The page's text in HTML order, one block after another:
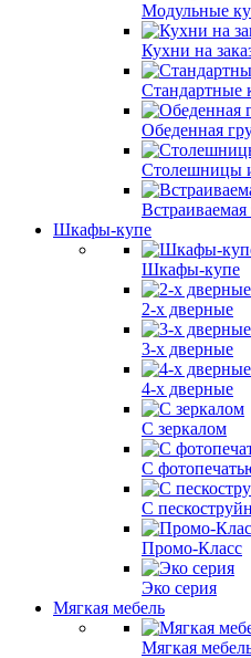
Модульные
Кухни на
Стандартные
Обеденная
Столешницы
Встраиваемая
Шкафы-купе
Шкафы-купе
2-х дверные
3-х дверные
4-х дверные
С зеркалом
С
С
Промо-Класс
Эко серия
Мягкая мебель
Мягкая